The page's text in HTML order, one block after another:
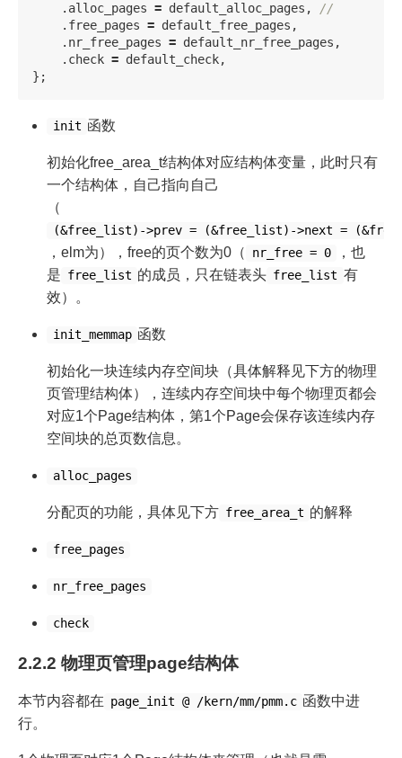
. alloc_pages = default_alloc_pages ,
//
. free_pages = default_free_pages ,
. nr_free_pages = default_nr_free_pages ,
. check = default_check,
};
init 函数
初始化free_area_t结构体对应结构体变量，此时只有
一个结构体，自己指向自己
（
(&free_list)->prev = (&free_list)->next =
，elm为），free的页个数为0（ nr_free = 0
，也
是 free_list 的成员，只在链表头 free_list 有
效）。
init_memmap 函数
初始化一块连续内存空间块（具体解释见下方的物理
页管理结构体），连续内存空间块中每个物理页都会
对应1个Page结构体，第1个Page会保存该连续内存
空间块的总页数信息。
alloc_pages
分配页的功能，具体见下方 free_area_t 的解释
free_pages
nr_free_pages
check
2.2.2 物理页管理page结构体
本节内容都在 page_init @ /kern/mm/pmm.c 函数中进
行。